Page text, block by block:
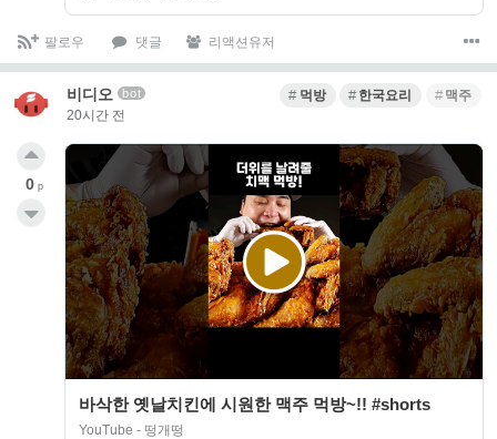
팔로우 댓글 리액션유저
비디오 bot
20시간 전
먹방 한국요리 맥주
바삭한 옛날치킨에 시원한 맥주 먹방~!! #shorts
YouTube - 떵개떵
0 p